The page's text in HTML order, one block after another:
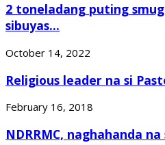
2 toneladang puting
sibuyas...
October 14, 2022
Religious leader na si
February 16, 2018
NDRRMC, naghahanda